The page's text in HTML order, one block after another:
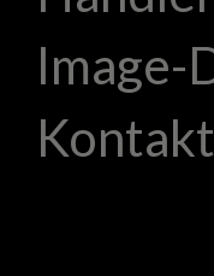
Image-
Kontakt